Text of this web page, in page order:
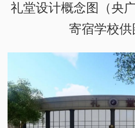
礼堂设计概念图（央
寄宿学校供